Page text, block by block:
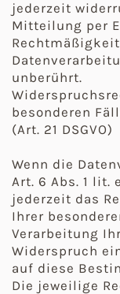
jederzeit
Mitteilung per
unberührt.
besonderen
(Art. 21 DSGVO)
Wenn die
Art. 6 Abs. 1 lit.
jederzeit das
Ihrer
Verarbeitung
Widerspruch
auf diese
Die jeweilige